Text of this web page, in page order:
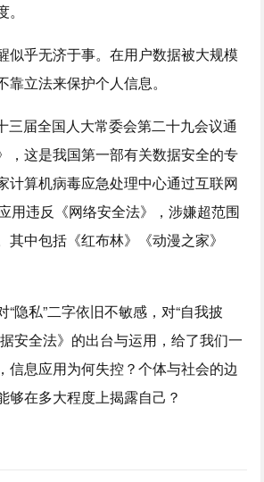
似乎无济于事。在用户数据被大规模
立法来保护个人信息。
三届全国人大常委会第二十九会议通
，这是我国第一部有关数据安全的专
计算机病毒应急处理中心通过互联网
用违反《网络安全法》，涉嫌超范围
其中包括《红布林》《动漫之家》
隐私”二字依旧不敏感，对“自我披
安全法》的出台与运用，给了我们一
信息应用为何失控？个体与社会的边
够在多大程度上揭露自己？